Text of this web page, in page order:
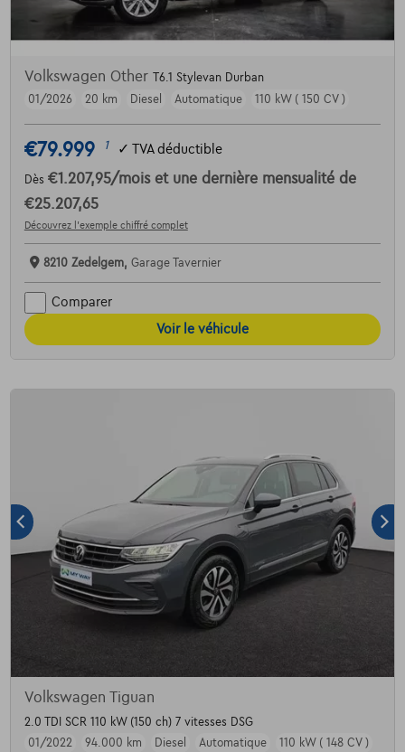
Volkswagen Other T6.1 Stylevan Durban
01/2026
20 km Diesel Automatique 110 kW ( 150 CV )
€79.999 1 ✓ TVA déductible
Dès €1.207,95/mois et une dernière mensualité de
€25.207,65
Découvrez l’exemple chiffré complet
8210 Zedelgem, Garage Tavernier
Comparer
Voir le véhicule
Volkswagen Tiguan
2.0 TDI SCR 110 kW (150 ch) 7 vitesses DSG
01/2022
94.000 km Diesel Automatique 110 kW ( 148 CV )